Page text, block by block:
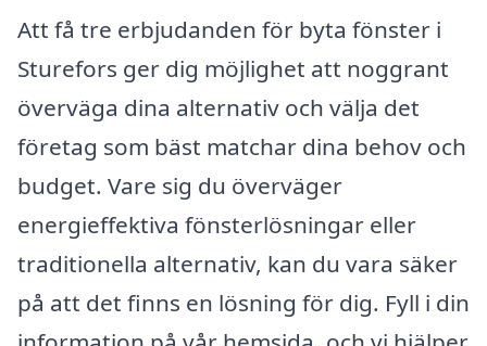
Att få tre erbjudanden för byta fönster i
Sturefors ger dig möjlighet att noggrant
överväga dina alternativ och välja det
företag som bäst matchar dina behov och
budget. Vare sig du överväger
energieffektiva fönsterlösningar eller
traditionella alternativ, kan du vara säker
på att det finns en lösning för dig. Fyll i din